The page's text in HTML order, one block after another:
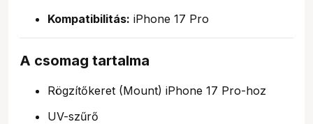
Kompatibilitás: iPhone 17 Pro
A csomag tartalma
Rögzítőkeret (Mount) iPhone 17 Pro-hoz
UV-szűrő